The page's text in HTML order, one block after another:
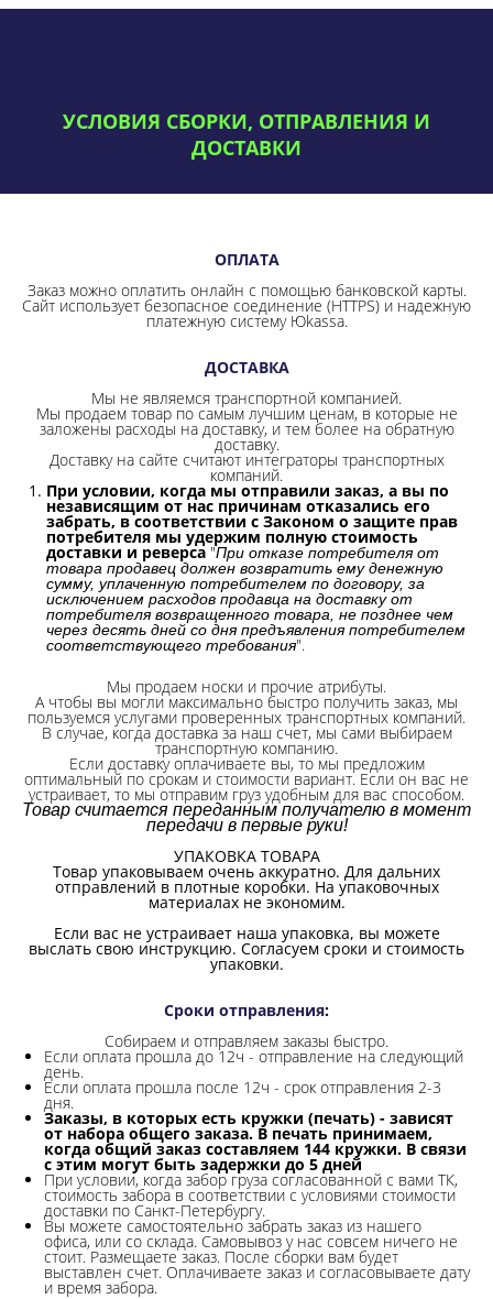
УСЛОВИЯ СБОРКИ, ОТПРАВЛЕНИЯ И
ДОСТАВКИ
ОПЛАТА
Заказ можно оплатить онлайн с помощью банковской карты.
Сайт использует безопасное соединение (HTTPS) и надежную
платежную систему Юkassa.
ДОСТАВКА
Мы не являемся транспортной компанией.
Мы продаем товар по самым лучшим ценам, в которые не
заложены расходы на доставку, и тем более на обратную
доставку.
Доставку на сайте считают интеграторы транспортных
компаний.
При условии, когда мы отправили заказ, а вы по
независящим от нас причинам отказались его
забрать, в соответствии с Законом о защите прав
потребителя мы удержим полную стоимость
доставки и реверса "При отказе потребителя от
товара продавец должен возвратить ему денежную
сумму, уплаченную потребителем по договору, за
исключением расходов продавца на доставку от
потребителя возвращенного товара, не позднее чем
через десять дней со дня предъявления потребителем
соответствующего требования".
Мы продаем носки и прочие атрибуты.
А чтобы вы могли максимально быстро получить заказ, мы
пользуемся услугами проверенных транспортных компаний.
В случае, когда доставка за наш счет, мы сами выбираем
транспортную компанию.
Если доставку оплачиваете вы, то мы предложим
оптимальный по срокам и стоимости вариант. Если он вас не
устраивает, то мы отправим груз удобным для вас способом.
Товар считается переданным получателю в момент
передачи в первые руки!
УПАКОВКА ТОВАРА
Товар упаковываем очень аккуратно. Для дальних
отправлений в плотные коробки. На упаковочных
материалах не экономим.
Если вас не устраивает наша упаковка, вы можете
выслать свою инструкцию. Согласуем сроки и стоимость
упаковки.
Сроки отправления:
Собираем и отправляем заказы быстро.
Если оплата прошла до 12ч - отправление на следующий
день.
Если оплата прошла после 12ч - срок отправления 2-3
дня.
Заказы, в которых есть кружки (печать) - зависят
от набора общего заказа. В печать принимаем,
когда общий заказ составляем 144 кружки. В связи
с этим могут быть задержки до 5 дней
При условии, когда забор груза согласованной с вами ТК,
стоимость забора в соответствии с условиями стоимости
доставки по Санкт-Петербургу.
Вы можете самостоятельно забрать заказ из нашего
офиса, или со склада. Самовывоз у нас совсем ничего не
стоит. Размещаете заказ. После сборки вам будет
выставлен счет. Оплачиваете заказ и согласовываете дату
и время забора.